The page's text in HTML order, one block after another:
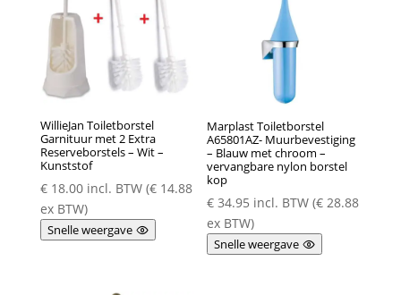
WillieJan Toiletborstel
Garnituur met 2 Extra
Reserveborstels – Wit –
Kunststof
€18.00 incl. BTW (€14.88
ex BTW)
Snelle weergave
Marplast Toiletborstel
A65801AZ- Muurbevestiging
– Blauw met chroom –
vervangbare nylon borstel
kop
€ 34.95 incl. BTW (€ 28.88
ex BTW)
Snelle weergave